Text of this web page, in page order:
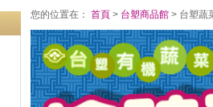
您的位置在： 首頁 > 台塑商品館 > 台塑蔬